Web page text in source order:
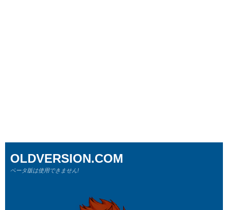
OLDVERSION.COM
ベータ版は使用できません!